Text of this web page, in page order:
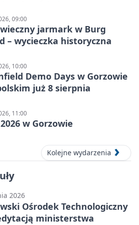
09:00
jarmark w Burg
– wycieczka historyczna
10:00
Demo Days w Gorzowie
już 8 sierpnia
11:00
w Gorzowie
Kolejne wydarzenia
2026
Ośrodek Technologiczny
ministerstwa